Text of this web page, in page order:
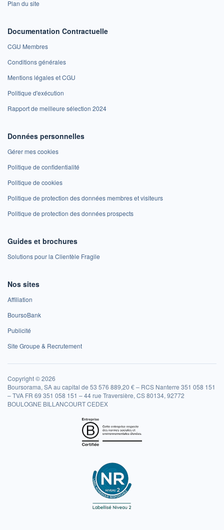
Plan du site
Documentation Contractuelle
CGU Membres
Conditions générales
Mentions légales et CGU
Politique d'exécution
Rapport de meilleure sélection 2024
Données personnelles
Gérer mes cookies
Politique de confidentialité
Politique de cookies
Politique de protection des données membres et visiteurs
Politique de protection des données prospects
Guides et brochures
Solutions pour la Clientèle Fragile
Nos sites
Affiliation
BoursoBank
Publicité
Site Groupe & Recrutement
Copyright © 2026
Boursorama, SA au capital de 53 576 889,20 € – RCS Nanterre 351 058 151
– TVA FR 69 351 058 151 – 44 rue Traversière, CS 80134, 92772
BOULOGNE BILLANCOURT CEDEX